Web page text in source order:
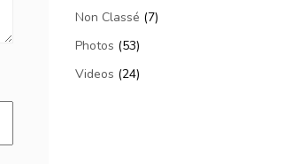
Non Classé (7)
Photos (53)
Videos (24)